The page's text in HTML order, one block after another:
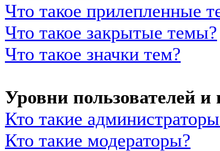
Что такое прилепленные
Что такое закрытые темы?
Что такое значки тем?
Уровни пользователей
Кто такие
Кто такие модераторы?